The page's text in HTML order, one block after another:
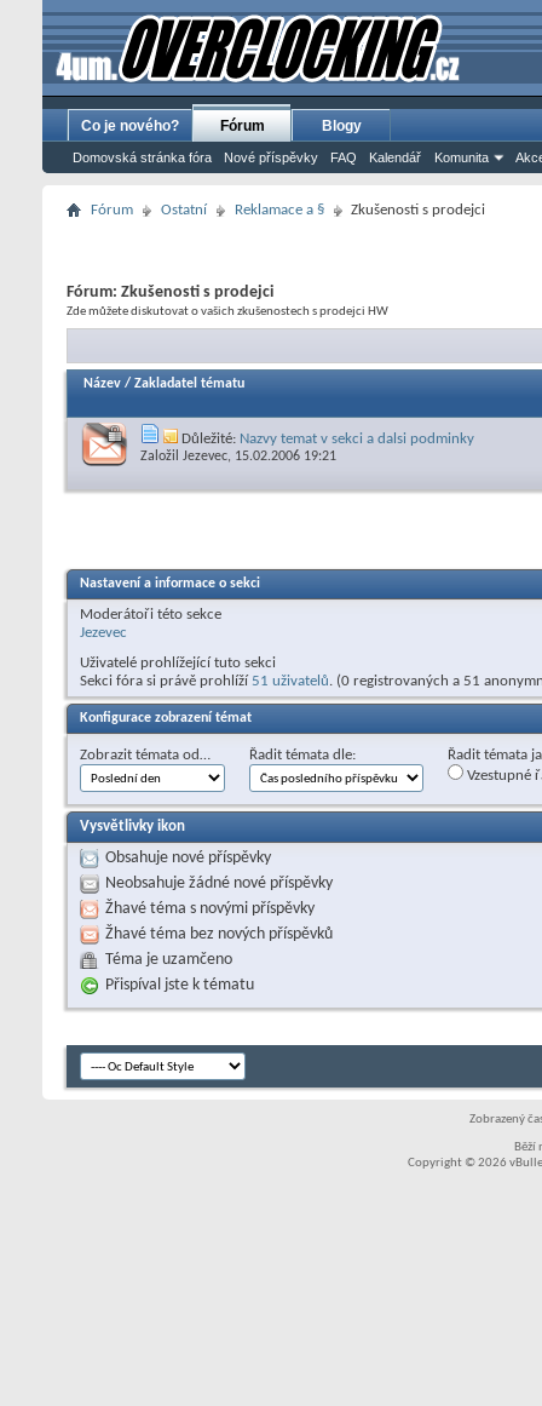
Co je nového? Fórum
Domovská stránka fóra Nové příspěvky FAQ Kalendář Komunita
Blogy
Fórum Ostatní Reklamace a § Zkušenosti s prodejci
Fórum: Zkušenosti s prodejci
Zde můžete diskutovat o vašich zkušenostech s prodejci HW
Název / Zakladatel tématu
Důležité: Nazvy temat v sekci a dalsi podminky
Založil Jezevec, 15.02.2006 19:21
Nastavení a informace o sekci
Moderátoři této sekce
Jezevec
Uživatelé prohlížející tuto sekci
Sekci fóra si právě prohlíží 51 uživatelů. (0 registrovaných a 51
Konfigurace zobrazení témat
Zobrazit témata od… Řadit témata dle:
Řadit témata
Vzestupné
Vysvětlivky ikon
Obsahuje nové příspěvky
Neobsahuje žádné nové příspěvky
Žhavé téma s novými příspěvky
Žhavé téma bez nových příspěvků
Téma je uzamčeno
Přispíval jste k tématu
Zobrazený
Běží
Copyright © 2026